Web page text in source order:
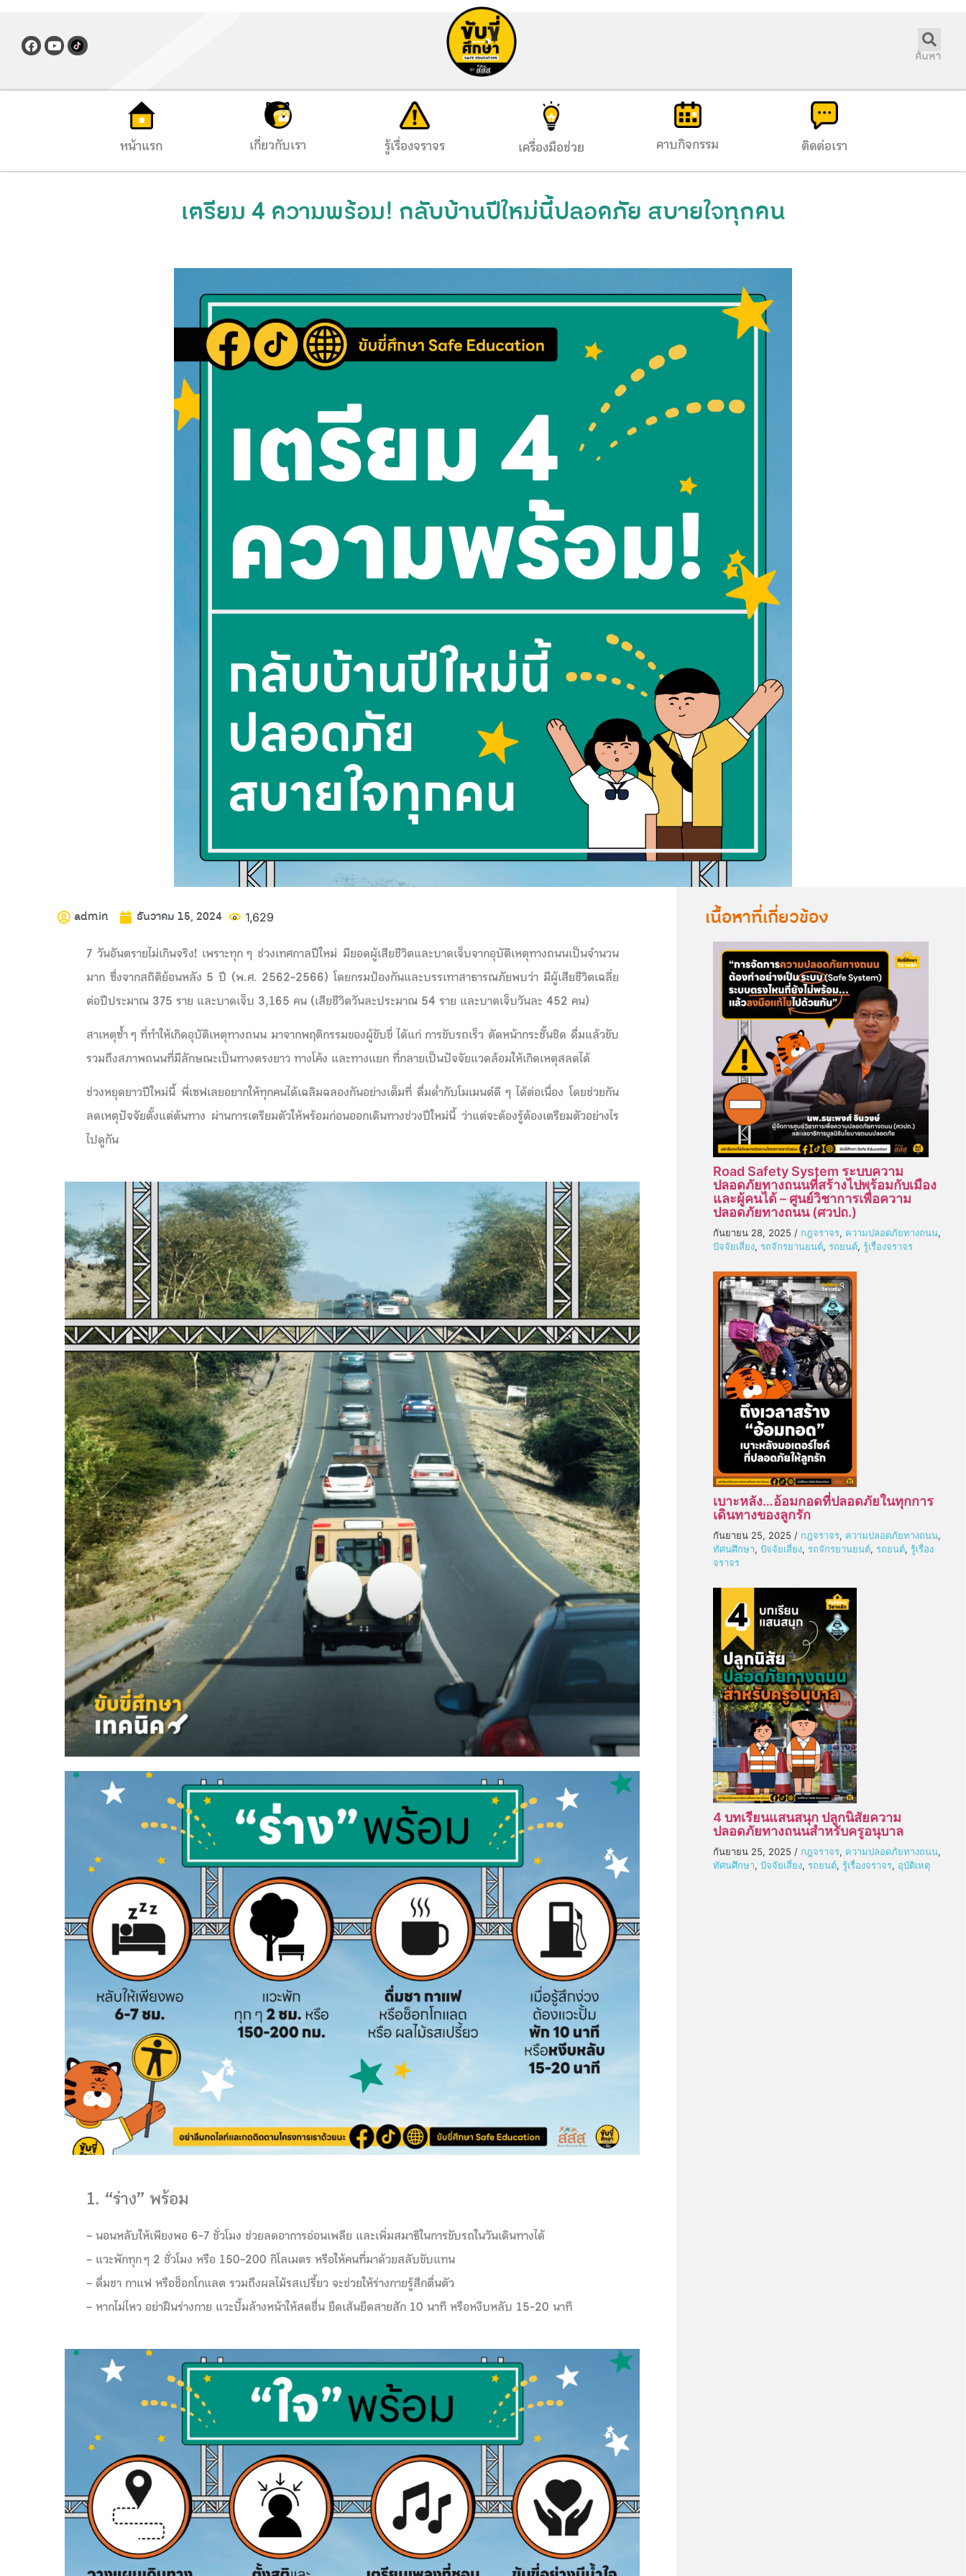
ค้นหา
หน้าแรก เกี่ยวกับเรา รู้เรื่องจราจร เครื่องมือช่วย คาบกิจกรรม ติดต่อเรา
เตรียม 4 ความพร้อม! กลับบ้านปีใหม่นี้ปลอดภัย สบายใจทุกคน
admin ธันวาคม 15, 2024 1,629
7 วันอันตรายไม่เกินจริง! เพราะทุก ๆ ช่วงเทศกาลปีใหม่ มียอดผู้เสียชีวิตและบาดเจ็บจากอุบัติเหตุทางถนนเป็นจำนวน
มาก ซึ่งจากสถิติย้อนหลัง 5 ปี (พ.ศ. 2562-2566) โดยกรมป้องกันและบรรเทาสาธารณภัยพบว่า มีผู้เสียชีวิตเฉลี่ย
ต่อปีประมาณ 375 ราย และบาดเจ็บ 3,165 คน (เสียชีวิตวันละประมาณ 54 ราย และบาดเจ็บวันละ 452 คน)
สาเหตุซ้ำ ๆ ที่ทำให้เกิดอุบัติเหตุทางถนน มาจากพฤติกรรมของผู้ขับขี่ ได้แก่ การขับรถเร็ว ตัดหน้ากระชั้นชิด ดื่มแล้วขับ
รวมถึงสภาพถนนที่มีลักษณะเป็นทางตรงยาว ทางโค้ง และทางแยก ที่กลายเป็นปัจจัยแวดล้อมให้เกิดเหตุสลดได้
ช่วงหยุดยาวปีใหม่นี้ พี่เซฟเลยอยากให้ทุกคนได้เฉลิมฉลองกันอย่างเต็มที่ ดื่มด่ำกับโมเมนต์ดี ๆ ได้ต่อเนื่อง โดยช่วยกัน
ลดเหตุปัจจัยตั้งแต่ต้นทาง ผ่านการเตรียมตัวให้พร้อมก่อนออกเดินทางช่วงปีใหม่นี้ ว่าแต่จะต้องรู้ต้องเตรียมตัวอย่างไร
ไปดูกัน
1. “ร่าง” พร้อม
– นอนหลับให้เพียงพอ 6-7 ชั่วโมง ช่วยลดอาการอ่อนเพลีย และเพิ่มสมาธิในการขับรถในวันเดินทางได้
– แวะพักทุก ๆ 2 ชั่วโมง หรือ 150-200 กิโลเมตร หรือให้คนที่มาด้วยสลับขับแทน
– ดื่มชา กาแฟ หรือช็อกโกแลต รวมถึงผลไม้รสเปรี้ยว จะช่วยให้ร่างกายรู้สึกตื่นตัว
– หากไม่ไหว อย่าฝืนร่างกาย แวะปั้มล้างหน้าให้สดชื่น ยืดเส้นยืดสายสัก 10 นาที หรือหงีบหลับ 15-20 นาที
เนื้อหาที่เกี่ยวข้อง
Road Safety System ระบบความ
ปลอดภัยทางถนนที่สร้างไปพร้อมกับเมือง
และผู้คนได้ – ศูนย์วิชาการเพื่อความ
ปลอดภัยทางถนน (ศวปถ.)
กันยายน 28, 2025 / กฎจราจร, ความปลอดภัยทางถนน,
ปัจจัยเสี่ยง, รถจักรยานยนต์, รถยนต์, รู้เรื่องจราจร
เบาะหลัง…อ้อมกอดที่ปลอดภัยในทุกการ
เดินทางของลูกรัก
กันยายน 25, 2025 / กฎจราจร, ความปลอดภัยทางถนน,
ทัศนศึกษา, ปัจจัยเสี่ยง, รถจักรยานยนต์, รถยนต์, รู้เรื่อง
จราจร
4 บทเรียนแสนสนุก ปลูกนิสัยความ
ปลอดภัยทางถนนสำหรับครูอนุบาล
กันยายน 25, 2025 / กฎจราจร, ความปลอดภัยทางถนน,
ทัศนศึกษา, ปัจจัยเสี่ยง, รถยนต์, รู้เรื่องจราจร, อุบัติเหตุ